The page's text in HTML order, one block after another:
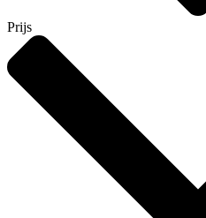
Prijs